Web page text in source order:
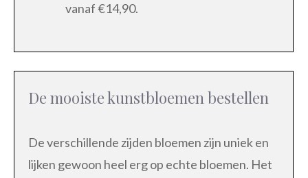
vanaf €14,90.
De mooiste kunstbloemen bestellen
De verschillende zijden bloemen zijn uniek en
lijken gewoon heel erg op echte bloemen. Het